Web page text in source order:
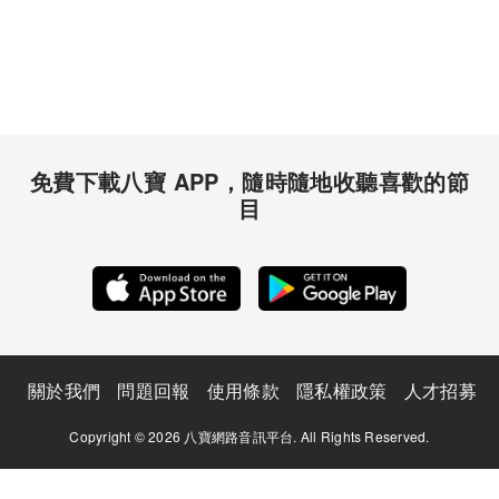
免費下載八寶 APP，隨時隨地收聽喜歡的節
目
關於我們 問題回報 使用條款 隱私權政策 人才招募
Copyright © 2026 八寶網路音訊平台. All Rights Reserved.